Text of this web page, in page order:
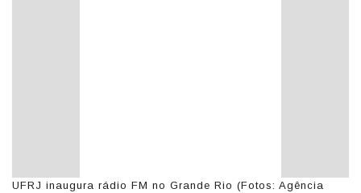
UFRJ inaugura rádio FM no Grande Rio (Fotos: Agência